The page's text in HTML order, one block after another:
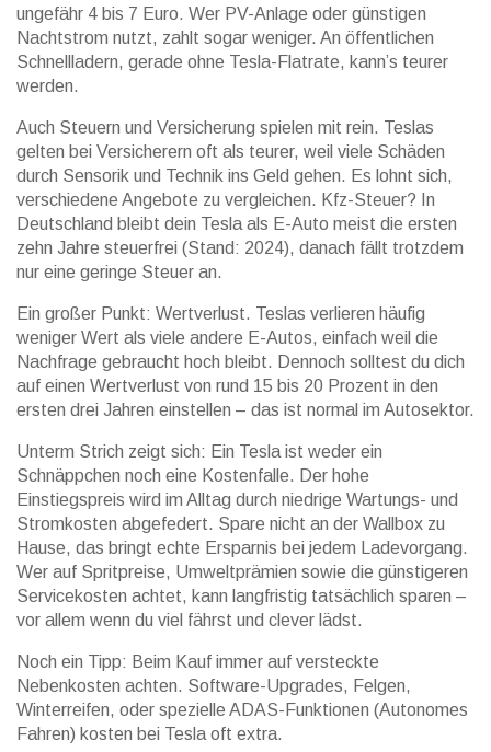
ungefähr 4 bis 7 Euro. Wer PV-Anlage oder günstigen
Nachtstrom nutzt, zahlt sogar weniger. An öffentlichen
Schnellladern, gerade ohne Tesla-Flatrate, kann’s teurer
werden.
Auch Steuern und Versicherung spielen mit rein. Teslas
gelten bei Versicherern oft als teurer, weil viele Schäden
durch Sensorik und Technik ins Geld gehen. Es lohnt sich,
verschiedene Angebote zu vergleichen. Kfz-Steuer? In
Deutschland bleibt dein Tesla als E-Auto meist die ersten
zehn Jahre steuerfrei (Stand: 2024), danach fällt trotzdem
nur eine geringe Steuer an.
Ein großer Punkt: Wertverlust. Teslas verlieren häufig
weniger Wert als viele andere E-Autos, einfach weil die
Nachfrage gebraucht hoch bleibt. Dennoch solltest du dich
auf einen Wertverlust von rund 15 bis 20 Prozent in den
ersten drei Jahren einstellen – das ist normal im Autosektor.
Unterm Strich zeigt sich: Ein Tesla ist weder ein
Schnäppchen noch eine Kostenfalle. Der hohe
Einstiegspreis wird im Alltag durch niedrige Wartungs- und
Stromkosten abgefedert. Spare nicht an der Wallbox zu
Hause, das bringt echte Ersparnis bei jedem Ladevorgang.
Wer auf Spritpreise, Umweltprämien sowie die günstigeren
Servicekosten achtet, kann langfristig tatsächlich sparen –
vor allem wenn du viel fährst und clever lädst.
Noch ein Tipp: Beim Kauf immer auf versteckte
Nebenkosten achten. Software-Upgrades, Felgen,
Winterreifen, oder spezielle ADAS-Funktionen (Autonomes
Fahren) kosten bei Tesla oft extra.